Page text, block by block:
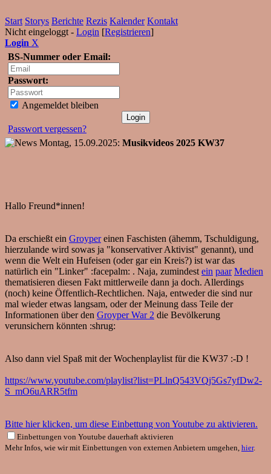
Start Storys Berichte Rezis Kalender Kontakt
Nicht eingeloggt - Login [Registrieren]
Login X
BS-Nummer oder Email:
Passwort:
Angemeldet bleiben
Passwort vergessen?
Montag, 15.09.2025: Musikvideos 2025 KW37
Hallo Freund*innen!
Da erschießt ein Groypereinen Faschisten (ähemm, Tschuldigung,
hierzulande wird sowas ja "konservativer Aktivist" genannt), und
wenn die Welt ein Hufeisen (oder gar ein Kreis?) ist war das
natürlich ein "Linker" :facepalm: . Naja, zumindest ein paar Medien
thematisieren diesen Fakt mittlerweile dann ja doch. Allerdings
(noch) keine Öffentlich-Rechtlichen. Naja, entweder die sind nur
mal wieder etwas langsam, oder der Meinung dass Teile der
Informationen über den Groyper War 2 die Bevölkerung
verunsichern könnten :shrug:
Also dann viel Spaß mit der Wochenplaylist für die KW37 :-D !
https://www.youtube.com/playlist?list=PLlnQ543VQj5Gs7yfDw2-
S_mO6uARR5tfm
Bitte hier klicken, um diese Einbettung von Youtube zu aktivieren.
Einbettungen von Youtube dauerhaft aktivieren
Mehr Infos, wie wir mit Einbettungen von externen Anbietern umgehen, hier.